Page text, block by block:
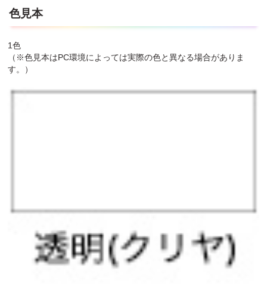
色見本
1色
（※色見本はPC環境によっては実際の色と異なる場合がありま
す。）